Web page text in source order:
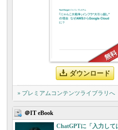
ダウンロード
» プレミアムコンテンツライブラリへ
＠IT eBook
ChatGPTに「入力して